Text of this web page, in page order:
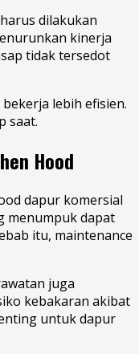
dilakukan
kinerja
tidak tersedot
lebih efisien.
saat.
Hood
dapur komersial
menumpuk dapat
itu, maintenance
juga
kebakaran akibat
untuk dapur